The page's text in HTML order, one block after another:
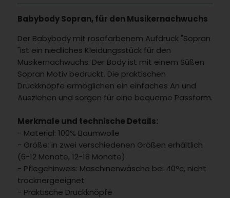
Babybody Sopran, für den Musikernachwuchs
Der Babybody mit rosafarbenem Aufdruck "Sopran
"ist ein niedliches Kleidungsstück für den
Musikernachwuchs. Der Body ist mit einem Süßen
Sopran Motiv bedruckt. Die praktischen
Druckknöpfe ermöglichen ein einfaches An und
Ausziehen und sorgen für eine bequeme Passform.
Merkmale und technische Details:
- Material: 100% Baumwolle
- Größe: in zwei verschiedenen Größen erhältlich
(6-12 Monate, 12-18 Monate)
- Pflegehinweis: Maschinenwäsche bei 40°c, nicht
trocknergeeignet
- Praktische Druckknöpfe